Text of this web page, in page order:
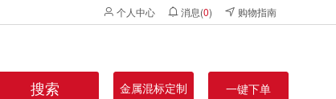
个人中心 消息(0) 购物指南
搜索 金属混标定制 一键下单